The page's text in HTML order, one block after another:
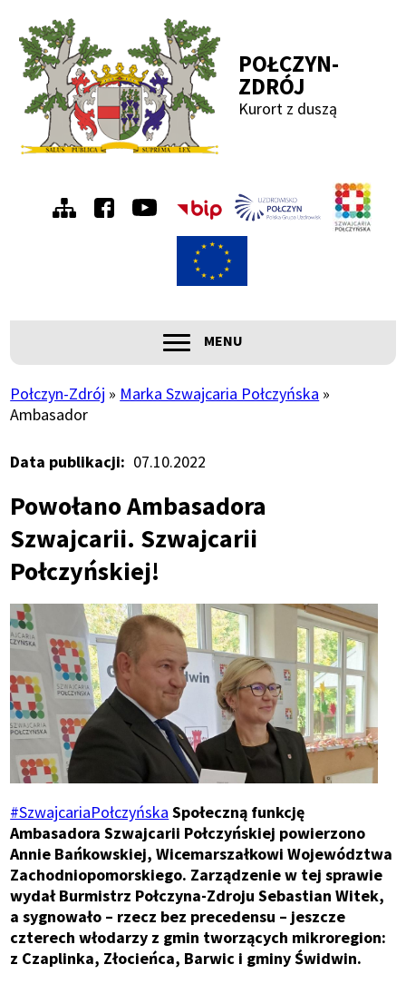
Przejdź
do
menu
Przejdź
do
treści
Przejdź
do
wyszukiwania
Przejdź
do
stopki
POŁCZYN-
ZDRÓJ
Kurort z duszą
Menu
prawe
Główna
nawigacja
ROZWIŃ
MENU
Ścieżka
Połczyn-Zdrój
Marka Szwajcaria Połczyńska
Ambasador
Data publikacji 07.10.2022
Powołano Ambasadora
Szwajcarii. Szwajcarii
Połczyńskiej!
#SzwajcariaPołczyńska Społeczną funkcję
Ambasadora Szwajcarii Połczyńskiej powierzono
Annie Bańkowskiej, Wicemarszałkowi Województwa
Zachodniopomorskiego. Zarządzenie w tej sprawie
wydał Burmistrz Połczyna-Zdroju Sebastian Witek,
a sygnowało – rzecz bez precedensu – jeszcze
czterech włodarzy z gmin tworzących mikroregion:
z Czaplinka, Złocieńca, Barwic i gminy Świdwin.